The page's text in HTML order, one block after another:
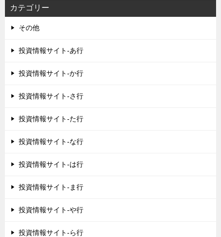
カテゴリー
その他
投資情報サイト-あ行
投資情報サイト-か行
投資情報サイト-さ行
投資情報サイト-た行
投資情報サイト-な行
投資情報サイト-は行
投資情報サイト-ま行
投資情報サイト-や行
投資情報サイト-ら行